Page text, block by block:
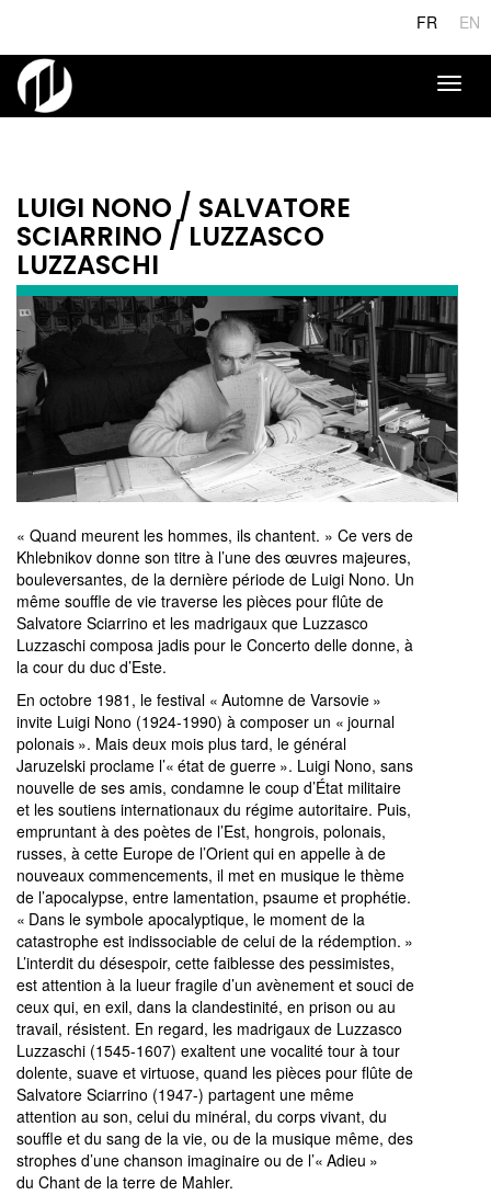
contenu
principal
EN
FR
LUIGI NONO / SALVATORE
SCIARRINO / LUZZASCO
LUZZASCHI
« Quand meurent les hommes, ils chantent. » Ce vers de
Khlebnikov donne son titre à l’une des œuvres majeures,
bouleversantes, de la dernière période de Luigi Nono. Un
même souffle de vie traverse les pièces pour flûte de
Salvatore Sciarrino et les madrigaux que Luzzasco
Luzzaschi composa jadis pour le Concerto delle donne, à
la cour du duc d’Este.
En octobre 1981, le festival « Automne de Varsovie »
invite Luigi Nono (1924-1990) à composer un « journal
polonais ». Mais deux mois plus tard, le général
Jaruzelski proclame l’« état de guerre ». Luigi Nono, sans
nouvelle de ses amis, condamne le coup d’État militaire
et les soutiens internationaux du régime autoritaire. Puis,
empruntant à des poètes de l’Est, hongrois, polonais,
russes, à cette Europe de l’Orient qui en appelle à de
nouveaux commencements, il met en musique le thème
de l’apocalypse, entre lamentation, psaume et prophétie.
« Dans le symbole apocalyptique, le moment de la
catastrophe est indissociable de celui de la rédemption. »
L’interdit du désespoir, cette faiblesse des pessimistes,
est attention à la lueur fragile d’un avènement et souci de
ceux qui, en exil, dans la clandestinité, en prison ou au
travail, résistent. En regard, les madrigaux de Luzzasco
Luzzaschi (1545-1607) exaltent une vocalité tour à tour
dolente, suave et virtuose, quand les pièces pour flûte de
Salvatore Sciarrino (1947-) partagent une même
attention au son, celui du minéral, du corps vivant, du
souffle et du sang de la vie, ou de la musique même, des
strophes d’une chanson imaginaire ou de l’« Adieu »
du Chant de la terre de Mahler.